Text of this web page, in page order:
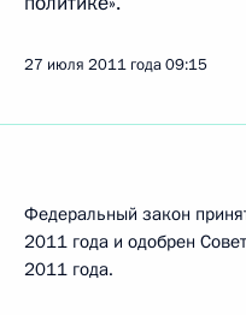
27 июля 2011 года09:15
Федеральный закон
2011 года и одобрен
2011 года.